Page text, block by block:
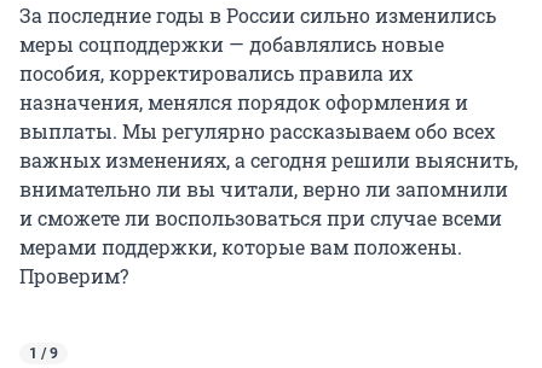
За последние годы в России сильно изменились
меры соцподдержки — добавлялись новые
пособия, корректировались правила их
назначения, менялся порядок оформления и
выплаты. Мы регулярно рассказываем обо всех
важных изменениях, а сегодня решили выяснить,
внимательно ли вы читали, верно ли запомнили
и сможете ли воспользоваться при случае всеми
мерами поддержки, которые вам положены.
Проверим?
1 / 9